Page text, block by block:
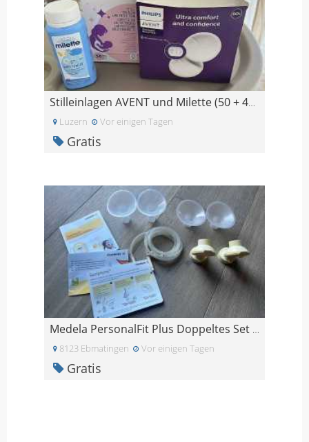
Stilleinlagen AVENT und Milette (50 + 40St) + Baby
Luzern Vor einigen Tagen
Gratis
Medela PersonalFit Plus Doppeltes Set / Milchpumpe
8123 Ebmatingen Vor einigen Tagen
Gratis